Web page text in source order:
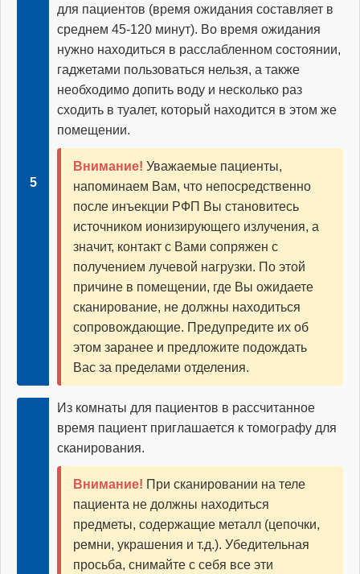
для пациентов (время ожидания составляет в
среднем 45-120 минут). Во время ожидания
нужно находиться в расслабленном состоянии,
гаджетами пользоваться нельзя, а также
необходимо допить воду и несколько раз
сходить в туалет, который находится в этом же
помещении.
Внимание! Уважаемые пациенты,
напоминаем Вам, что непосредственно
после инъекции РФП Вы становитесь
источником ионизирующего излучения, а
значит, контакт с Вами сопряжен с
получением лучевой нагрузки. По этой
причине в помещении, где Вы ожидаете
сканирование, не должны находиться
сопровождающие. Предупредите их об
этом заранее и предложите подождать
Вас за пределами отделения.
Из комнаты для пациентов в рассчитанное
время пациент приглашается к томографу для
сканирования.
Внимание! При сканировании на теле
пациента не должны находиться
предметы, содержащие металл (цепочки,
ремни, украшения и т.д.). Убедительная
просьба, снимайте с себя все эти